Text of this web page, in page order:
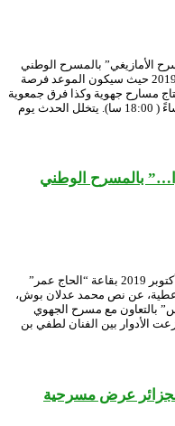
الأمازيغي” بالمسرح الوطني
الجزائري، والتي ستستمر إلى غاية 23 ديسمبر 2019 حيث سيكون الموعد فرصة
مسارح جهوية وكذا فرق جمعوية
وتعاونيات، يوميا ابتداءً من الساعة السادسة مساءً ( 18:00 سا). يتخلل الحدث يوم
بالمسرح الوطني
قدم المسرح الوطني الجزائري يوم السبت 19 أكتوبر 2019 بقاعة “الحاج عمر”
عن نص محمد عدلان بوش،
بالتعاون مع مسرح الجهوي
الأدوار بين الفنان لطفي بن
عرض مسرحية